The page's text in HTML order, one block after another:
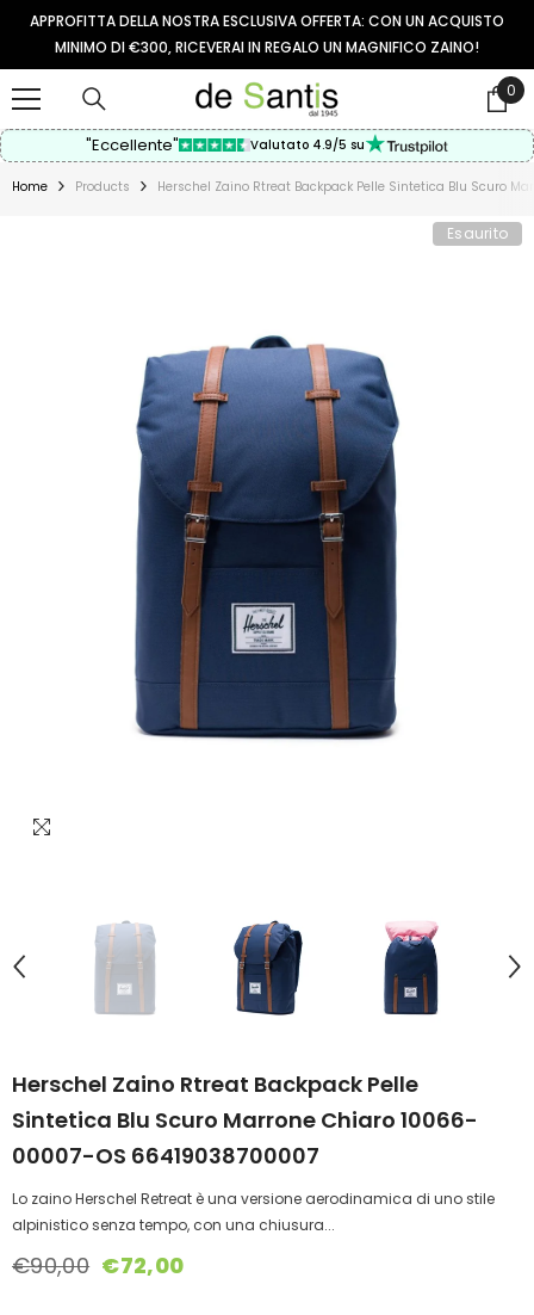
VAI AL CONTENUTO
APPROFITTA DELLA NOSTRA ESCLUSIVA OFFERTA: CON UN ACQUISTO
MINIMO DI €300, RICEVERAI IN REGALO UN MAGNIFICO ZAINO!
0
0
"Eccellente" Valutato 4.9/5 su
Home Products Herschel Zaino Rtreat Backpack Pelle Sintetica Blu Scuro
Esaurito
Herschel Zaino Rtreat Backpack Pelle
Sintetica Blu Scuro Marrone Chiaro 10066-
00007-OS 66419038700007
Lo zaino Herschel Retreat è una versione aerodinamica di uno stile
alpinistico senza tempo, con una chiusura...
€90,00 €72,00